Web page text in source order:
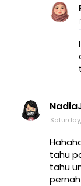
tahu
tahu